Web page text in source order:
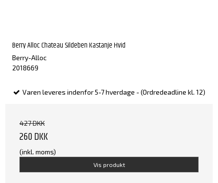
Berry Alloc Chateau Sildeben Kastanje Hvid
Berry-Alloc
2018669
Varen leveres indenfor 5-7 hverdage - (Ordredeadline kl. 12)
427 DKK
260 DKK
(inkl. moms)
Vis produkt